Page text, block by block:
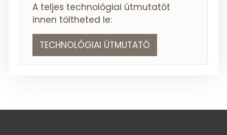
A teljes technológiai útmutatót
innen töltheted le:
TECHNOLÓGIAI ÚTMUTATÓ